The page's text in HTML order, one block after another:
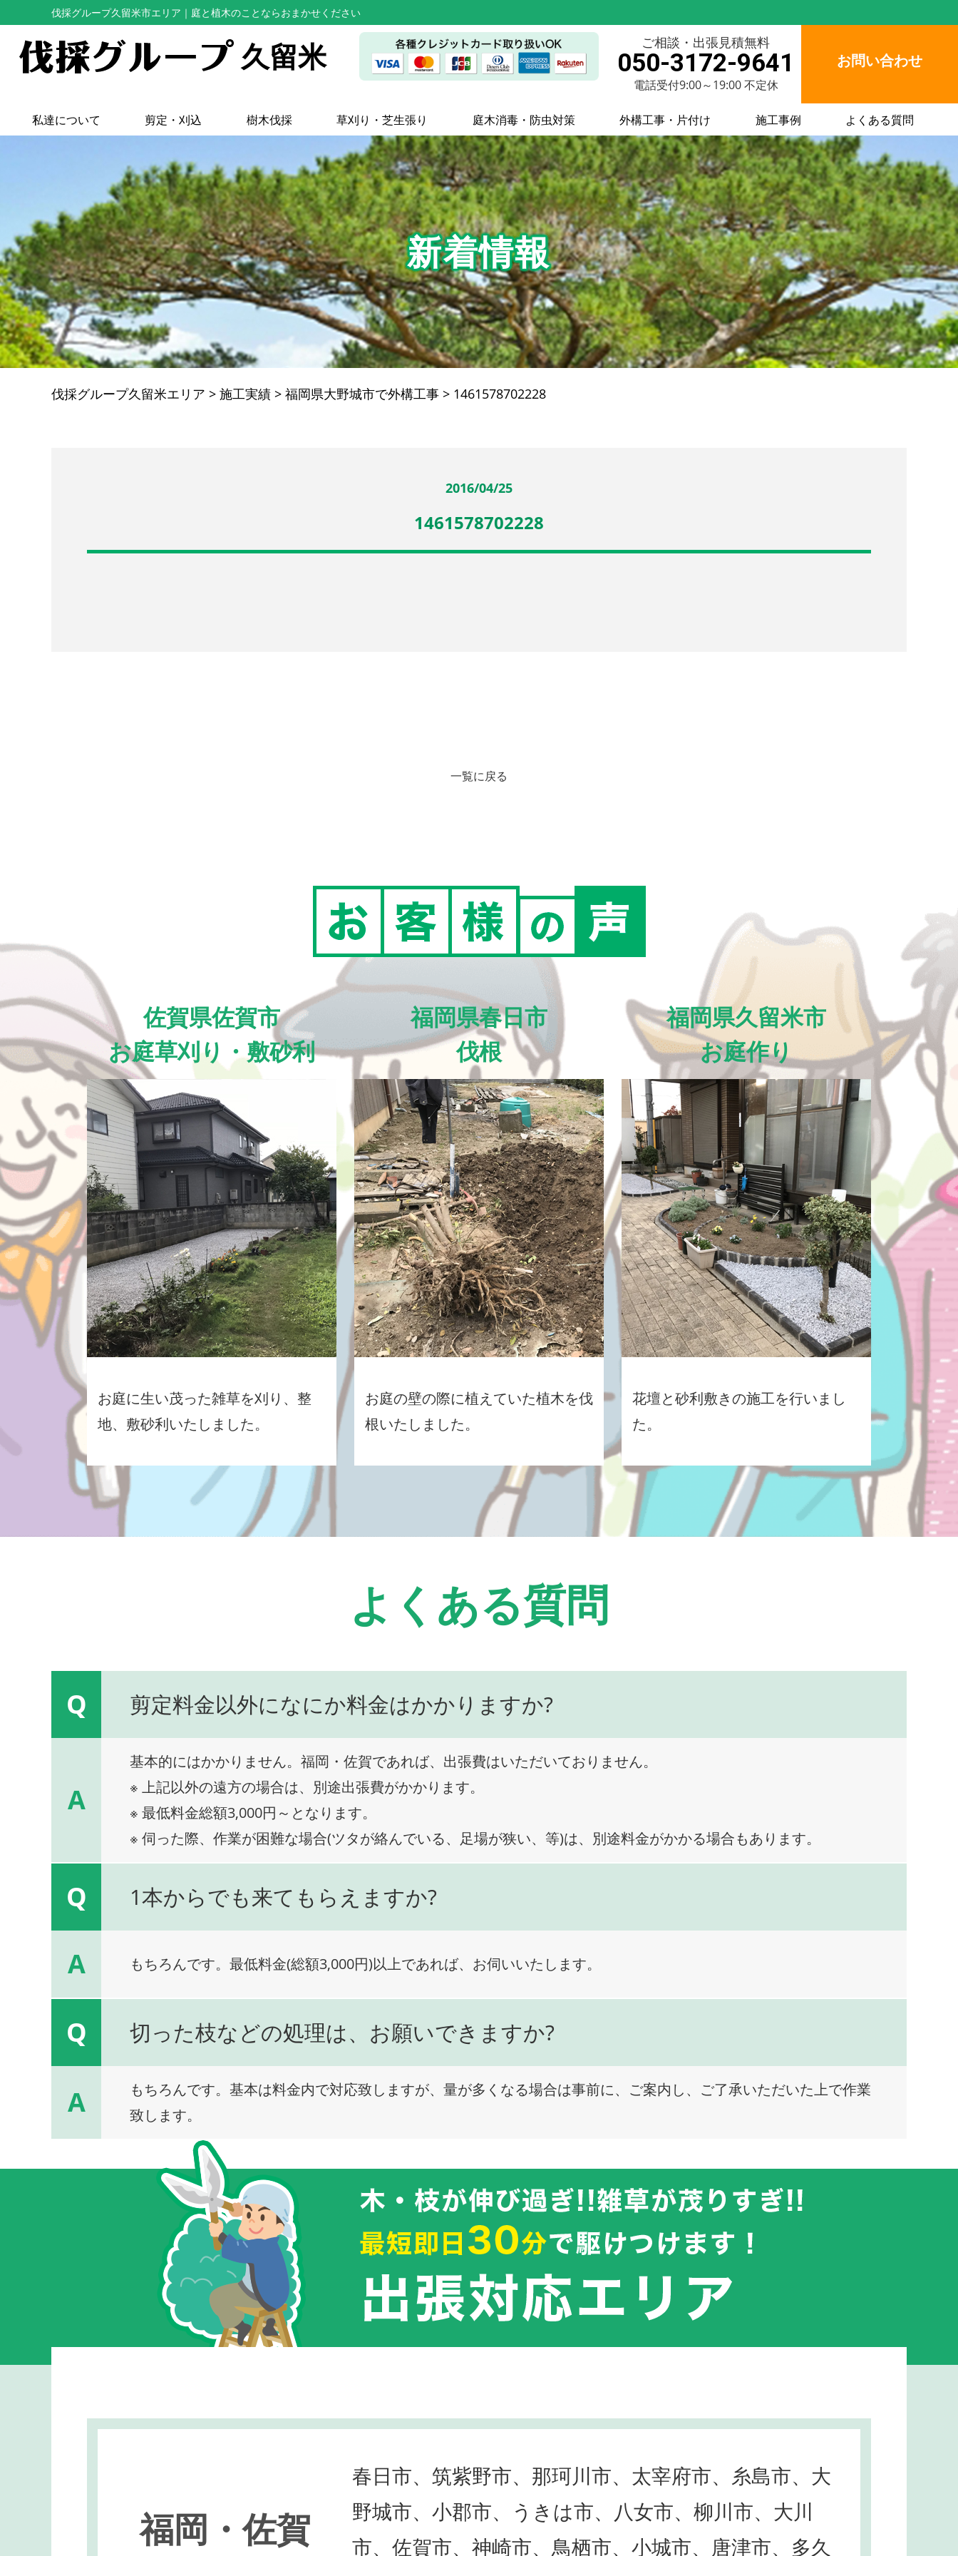
伐採グループ久留米市エリア ｜庭と植木のことならおまかせください
久留米 ご相談・出張見積無料
050-3172-9641
電話受付9:00～19:00 不定休
お問い合わせ
私達について 剪定・刈込 樹木伐採 草刈り・芝生張り 庭木消毒・防虫対策 外構工事・片付け 施工事例 よくある質問
新着情報
伐採グループ久留米エリア > 施工実績 > 福岡県大野城市で外構工事 > 1461578702228
2016/04/25
1461578702228
一覧に戻る
佐賀県佐賀市
お庭草刈り・敷砂利
お庭に生い茂った雑草を刈り、整
地、敷砂利いたしました。
福岡県春日市
伐根
お庭の壁の際に植えていた植木を伐
根いたしました。
福岡県久留米市
お庭作り
花壇と砂利敷きの施工を行いまし
た。
よくある質問
Q 剪定料金以外になにか料金はかかりますか?
A
基本的にはかかりません。福岡・佐賀であれば、出張費はいただいておりません。
※ 上記以外の遠方の場合は、別途出張費がかかります。
※ 最低料金総額3,000円～となります。
※ 伺った際、作業が困難な場合(ツタが絡んでいる、足場が狭い、等)は、別途料金がかかる場合もあります。
Q 1本からでも来てもらえますか?
A もちろんです。最低料金(総額3,000円)以上であれば、お伺いいたします。
Q 切った枝などの処理は、お願いできますか?
A
もちろんです。基本は料金内で対応致しますが、量が多くなる場合は事前に、ご案内し、ご了承いただいた上で作業
致します。
福岡・佐賀
春日市、筑紫野市、那珂川市、太宰府市、糸島市、大
野城市、小郡市、うきは市、八女市、柳川市、大川
市、佐賀市、神崎市、鳥栖市、小城市、唐津市、多久